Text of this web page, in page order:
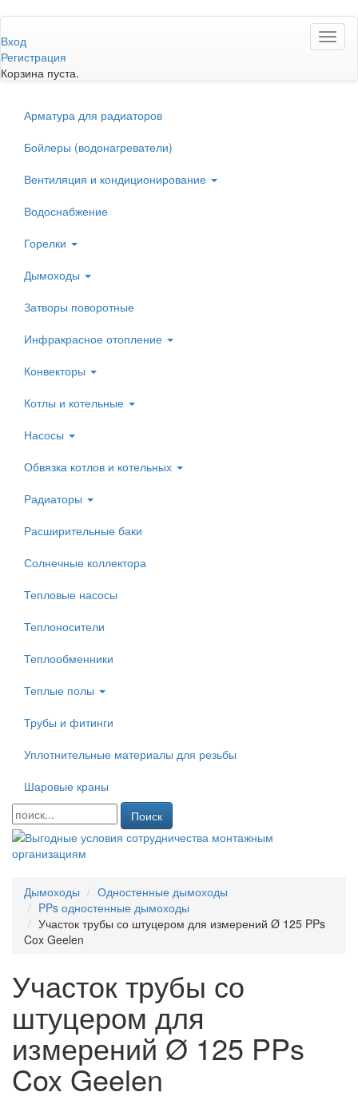
к
основному
содержанию
Вход
Регистрация
Корзина пуста.
Арматура для радиаторов
Бойлеры (водонагреватели)
Вентиляция и кондиционирование
Водоснабжение
Горелки
Дымоходы
Затворы поворотные
Инфракрасное отопление
Конвекторы
Котлы и котельные
Насосы
Обвязка котлов и котельных
Радиаторы
Расширительные баки
Солнечные коллектора
Тепловые насосы
Теплоносители
Теплообменники
Теплые полы
Трубы и фитинги
Уплотнительные материалы для резьбы
Шаровые краны
Поиск
Дымоходы
Одностенные дымоходы
PPs одностенные дымоходы
Участок трубы со штуцером для измерений Ø 125 PPs
Cox Geelen
Участок трубы со
штуцером для
измерений Ø 125 PPs
Cox Geelen